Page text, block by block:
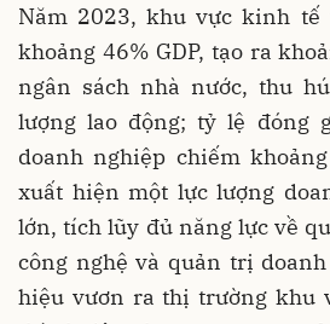
Năm 2023, khu vực kinh tế
khoảng 46% GDP, tạo ra
ngân sách nhà nước, thu
lượng lao động; tỷ lệ đóng
doanh nghiệp chiếm
xuất hiện một lực lượng
lớn, tích lũy đủ năng lực về
công nghệ và quản trị
hiệu vươn ra thị trường khu